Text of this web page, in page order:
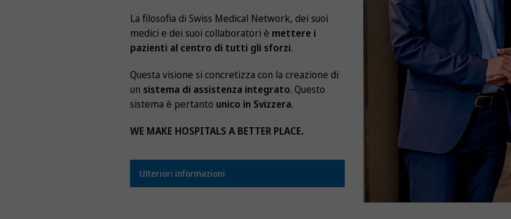
La filosofia di Swiss Medical Network, dei suoi
medici e dei suoi collaboratori è mettere i
pazienti al centro di tutti gli sforzi.
Questa visione si concretizza con la creazione di
un sistema di assistenza integrato. Questo
sistema è pertanto unico in Svizzera.
WE MAKE HOSPITALS A BETTER PLACE.
Ulteriori informazioni